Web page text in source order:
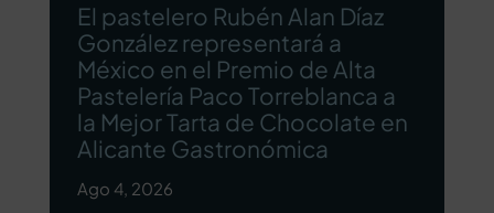
El pastelero Rubén Alan Díaz
González representará a
México en el Premio de Alta
Pastelería Paco Torreblanca a
la Mejor Tarta de Chocolate en
Alicante Gastronómica
Ago 4, 2026